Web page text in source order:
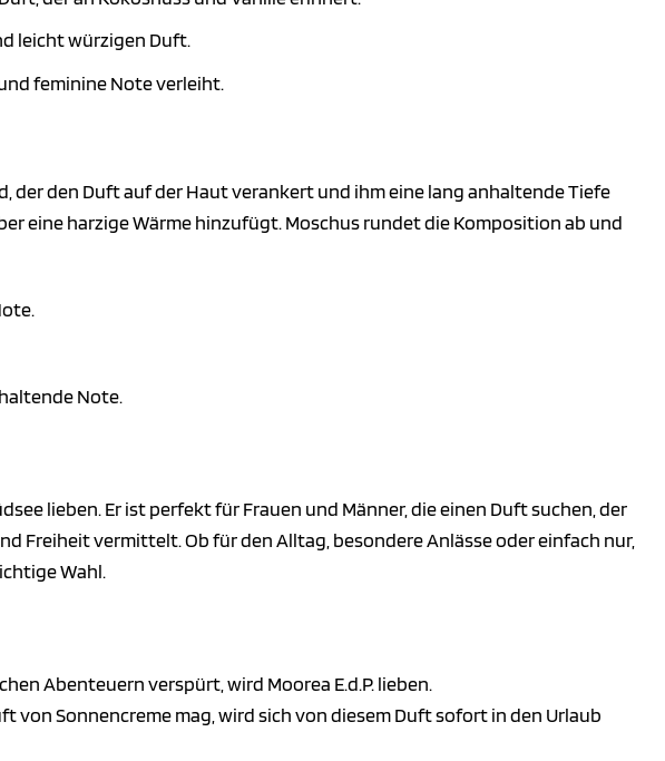
leicht würzigen Duft.
feminine Note verleiht.
der den Duft auf der Haut verankert und ihm eine lang anhaltende Tiefe
eine harzige Wärme hinzufügt. Moschus rundet die Komposition ab und
Note.
lieben. Er ist perfekt für Frauen und Männer, die einen Duft suchen, der
Freiheit vermittelt. Ob für den Alltag, besondere Anlässe oder einfach nur,
Wahl.
Abenteuern verspürt, wird Moorea E.d.P. lieben.
von Sonnencreme mag, wird sich von diesem Duft sofort in den Urlaub